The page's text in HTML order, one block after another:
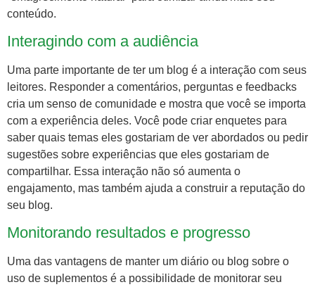
conteúdo.
Interagindo com a audiência
Uma parte importante de ter um blog é a interação com seus
leitores. Responder a comentários, perguntas e feedbacks
cria um senso de comunidade e mostra que você se importa
com a experiência deles. Você pode criar enquetes para
saber quais temas eles gostariam de ver abordados ou pedir
sugestões sobre experiências que eles gostariam de
compartilhar. Essa interação não só aumenta o
engajamento, mas também ajuda a construir a reputação do
seu blog.
Monitorando resultados e progresso
Uma das vantagens de manter um diário ou blog sobre o
uso de suplementos é a possibilidade de monitorar seu